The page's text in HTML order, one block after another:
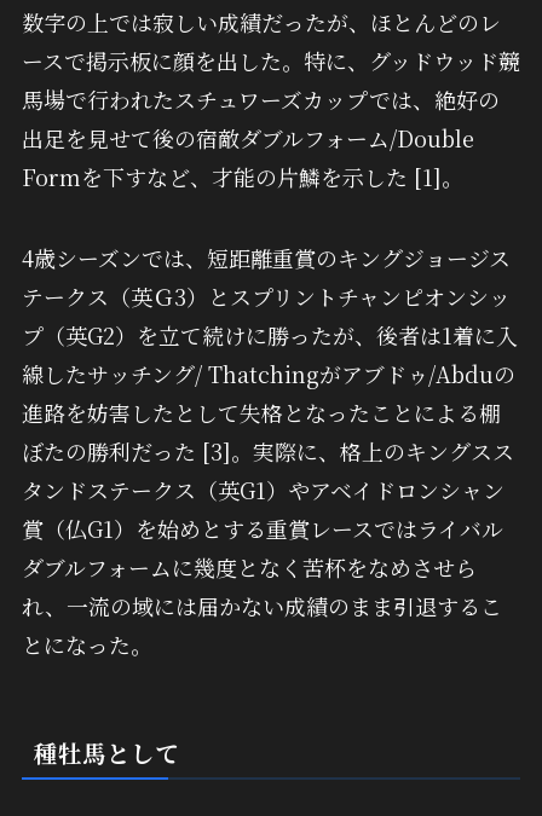
数字の上では寂しい成績だったが、ほとんどのレ
ースで掲示板に顔を出した。特に、グッドウッド競
馬場で行われたスチュワーズカップでは、絶好の
出足を見せて後の宿敵ダブルフォーム/Double
Formを下すなど、才能の片鱗を示した [1]。
4歳シーズンでは、短距離重賞のキングジョージス
テークス（英Ｇ3）とスプリントチャンピオンシッ
プ（英G2）を立て続けに勝ったが、後者は1着に入
線したサッチング/ Thatchingがアブドゥ/Abduの
進路を妨害したとして失格となったことによる棚
ぼたの勝利だった [3]。実際に、格上のキングスス
タンドステークス（英G1）やアベイドロンシャン
賞（仏G1）を始めとする重賞レースではライバル
ダブルフォームに幾度となく苦杯をなめさせら
れ、一流の域には届かない成績のまま引退するこ
とになった。
種牡馬として